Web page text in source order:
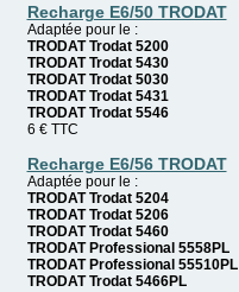
Recharge E6/50 TRODAT
Adaptée pour le :
TRODAT Trodat 5200
TRODAT Trodat 5430
TRODAT Trodat 5030
TRODAT Trodat 5431
TRODAT Trodat 5546
6 € TTC
Recharge E6/56 TRODAT
Adaptée pour le :
TRODAT Trodat 5204
TRODAT Trodat 5206
TRODAT Trodat 5460
TRODAT Professional 5558PL
TRODAT Professional 55510PL
TRODAT Trodat 5466PL